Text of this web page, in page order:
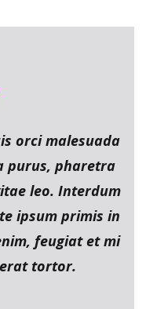
orci malesuada
purus, pharetra
leo. Interdum
ipsum primis in
feugiat et mi
tortor.